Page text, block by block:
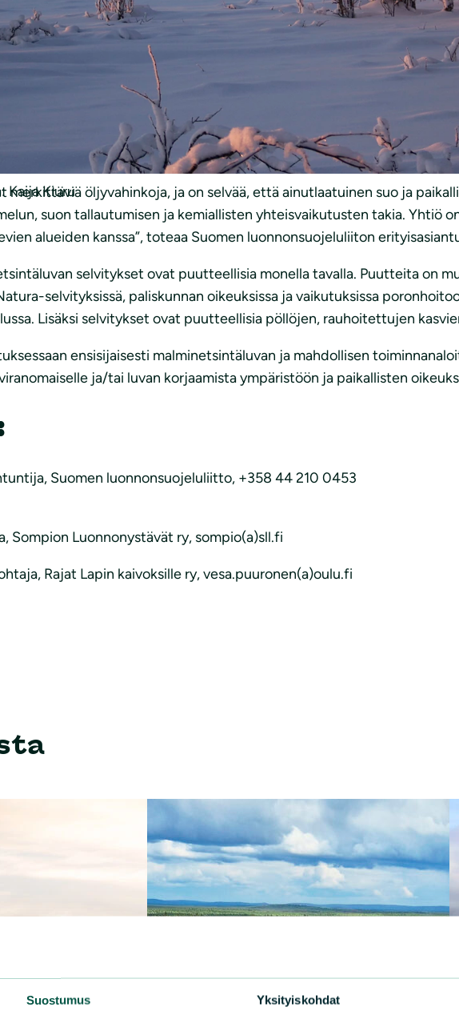
Suostumus Yksityiskohdat
Kaija Kiuru
joilla saa myös kairata. Sompion luonnonystävät
Naturalla ja soidensuojelulailla, suojeltu korvaamattoman arvokas
laittomalla tavalla.
Natura-alueen kairauksiin neljää lupaa, ja kaikista niistä yhdistykset
kokonaispinta-ala on alle 70 neliökilometriä. Vaikuttaa siis siltä,
merkittäviä öljyvahinkoja, ja on selvää, että ainutlaatuinen suo ja
suon tallautumisen ja kemiallisten yhteisvaikutusten takia. Yhtiö
alueiden kanssa”, toteaa Suomen luonnonsuojeluliiton
selvitykset ovat puutteellisia monella tavalla. Puutteita on
selvityksissä, paliskunnan oikeuksissa ja vaikutuksissa
Lisäksi selvitykset ovat puutteellisia pöllöjen, rauhoitettujen
ensisijaisesti malminetsintäluvan ja mahdollisen
ja/tai luvan korjaamista ympäristöön ja paikallisten
Suomen luonnonsuojeluliitto, +358 44 210 0453
Sompion Luonnonystävät ry, sompio(a)sll.fi
Rajat Lapin kaivoksille ry, vesa.puuronen(a)oulu.fi